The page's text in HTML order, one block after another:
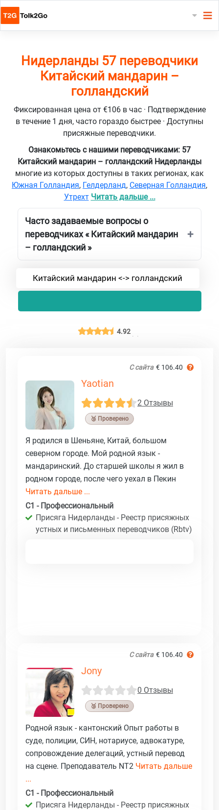
Нидерланды 57 переводчики
Китайский мандарин –
голландский
Фиксированная цена от €106 в час · Подтверждение
в течение 1 дня, часто гораздо быстрее · Доступны
присяжные переводчики.
Ознакомьтесь с нашими переводчиками: 57
Китайский мандарин – голландский Нидерланды
многие из которых доступны в таких регионах, как
Южная Голландия, Гелдерланд, Северная Голландия,
Утрехт Читать дальше ...
Часто задаваемые вопросы о
переводчиках « Китайский мандарин
– голландский »
Китайский мандарин <-> голландский
4.92
С сайта € 106.40
Yaotian
2 Отзывы
🥉 Проверено
Я родился в Шеньяне, Китай, большом
северном городе. Мой родной язык -
мандаринский. До старшей школы я жил в
родном городе, после чего уехал в Пекин
Читать дальше ...
C1 - Профессиональный
Присяга Нидерланды - Реестр присяжных
устных и письменных переводчиков (Rbtv)
С сайта € 106.40
Jony
0 Отзывы
🥉 Проверено
Родной язык - кантонский Опыт работы в
суде, полиции, СИН, нотариусе, адвокатуре,
сопровождение делегаций, устный перевод
на сцене. Преподаватель NT2 Читать дальше
...
C1 - Профессиональный
Присяга Нидерланды - Реестр присяжных